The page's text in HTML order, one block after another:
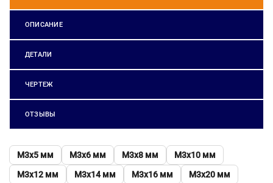
ОПИСАНИЕ
ДЕТАЛИ
ЧЕРТЕЖ
ОТЗЫВЫ
М3х5 мм М3х6 мм М3х8 мм
М3х10 мм
М3х12 мм
М3х14 мм М3х16 мм
М3х20 мм